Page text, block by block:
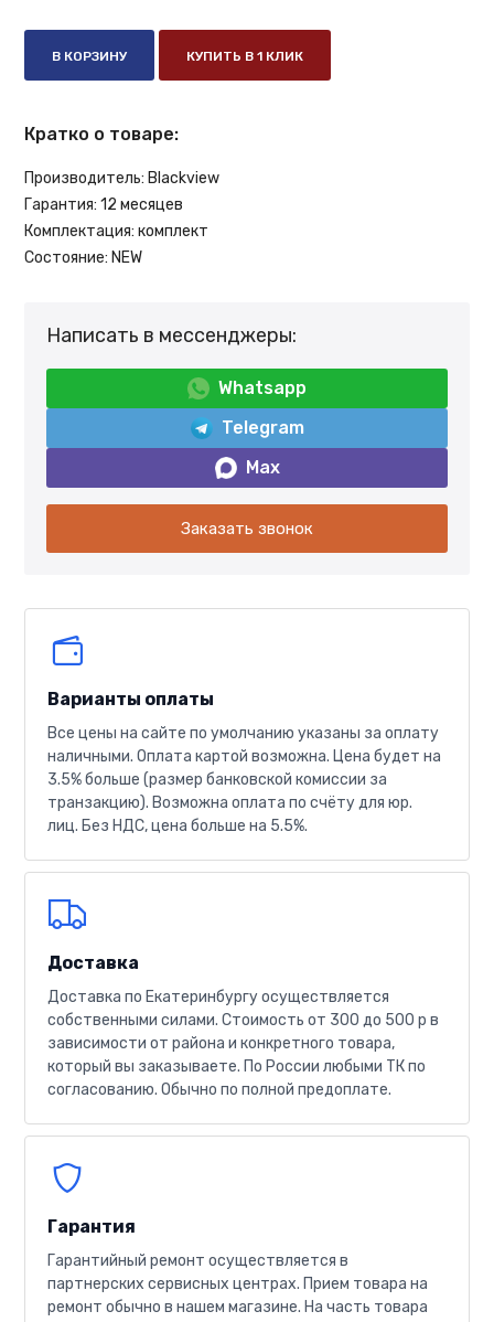
В КОРЗИНУ КУПИТЬ В 1 КЛИК
Кратко о товаре:
Производитель: Blackview
Гарантия: 12 месяцев
Комплектация: комплект
Состояние: NEW
Написать в мессенджеры:
Whatsapp
Telegram
Max
Заказать звонок
Варианты оплаты
Все цены на сайте по умолчанию указаны за оплату
наличными. Оплата картой возможна. Цена будет на
3.5% больше (размер банковской комиссии за
транзакцию). Возможна оплата по счёту для юр.
лиц. Без НДС, цена больше на 5.5%.
Доставка
Доставка по Екатеринбургу осуществляется
собственными силами. Стоимость от 300 до 500 р в
зависимости от района и конкретного товара,
который вы заказываете. По России любыми ТК по
согласованию. Обычно по полной предоплате.
Гарантия
Гарантийный ремонт осуществляется в
партнерских сервисных центрах. Прием товара на
ремонт обычно в нашем магазине. На часть товара